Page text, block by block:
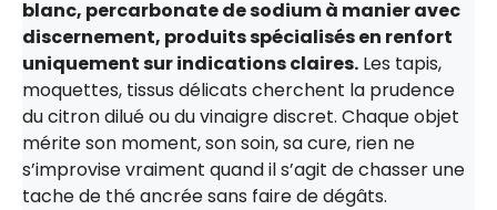
blanc, percarbonate de sodium à manier avec
discernement, produits spécialisés en renfort
uniquement sur indications claires. Les tapis,
moquettes, tissus délicats cherchent la prudence
du citron dilué ou du vinaigre discret. Chaque objet
mérite son moment, son soin, sa cure, rien ne
s’improvise vraiment quand il s’agit de chasser une
tache de thé ancrée sans faire de dégâts.